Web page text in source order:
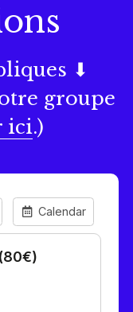
⬇
groupe
ici.)